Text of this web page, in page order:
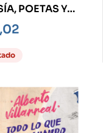
POETAS Y